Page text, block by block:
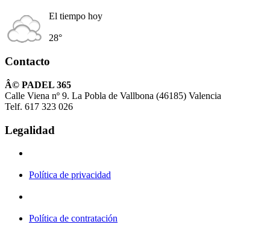
El tiempo hoy
28°
Contacto
Â© PADEL 365
Calle Viena nº 9. La Pobla de Vallbona (46185) Valencia
Telf. 617 323 026
Legalidad
Política de privacidad
Política de contratación